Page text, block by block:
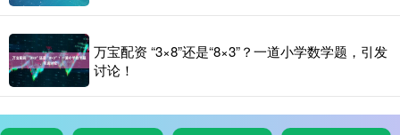
万宝配资 “3×8”还是“8×3”？一道小学数学题，引发
讨论！